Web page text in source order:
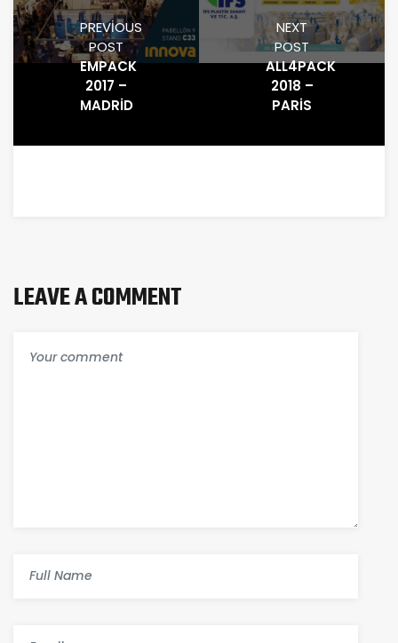
PREVIOUS
POST
EMPACK
2017 –
MADRID
NEXT
POST
ALL4PACK
2018 –
PARIS
LEAVE A COMMENT